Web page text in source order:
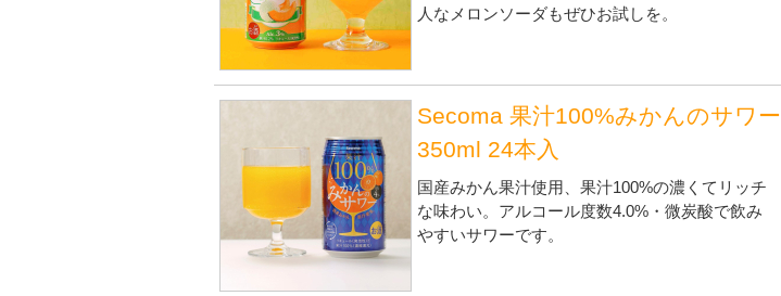
人なメロンソーダもぜひお試しを。
Secoma 果汁100%みかんのサワー
350ml 24本入
国産みかん果汁使用、果汁100%の濃くてリッチ
な味わい。アルコール度数4.0%・微炭酸で飲み
やすいサワーです。